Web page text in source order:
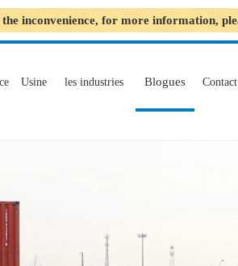
inconvenience, for more information,
Usine les industries Blogues
Contact